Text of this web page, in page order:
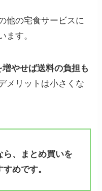
他の宅食サービスに
ます。
やせば送料の負担も
メリットは小さくな
ら、まとめ買いを
めです。